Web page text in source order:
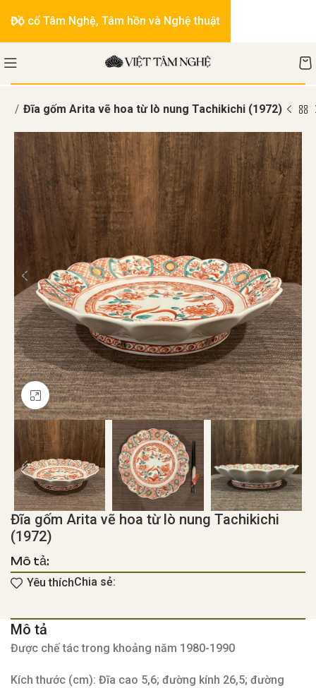
Đĩa gốm Arita vẽ hoa từ lò nung Tachikichi (1972)
Click to enlarge
Đĩa gốm Arita vẽ hoa từ lò nung Tachikichi
(1972)
Mô tả:
Yêu thíchChia sẻ:
Mô tả
Được chế tác trong khoảng năm 1980-1990
Kích thước (cm): Đĩa cao 5,6; đường kính 26,5; đường
Đồ cổ Tâm Nghệ, Tâm hồn và Nghệ thuật